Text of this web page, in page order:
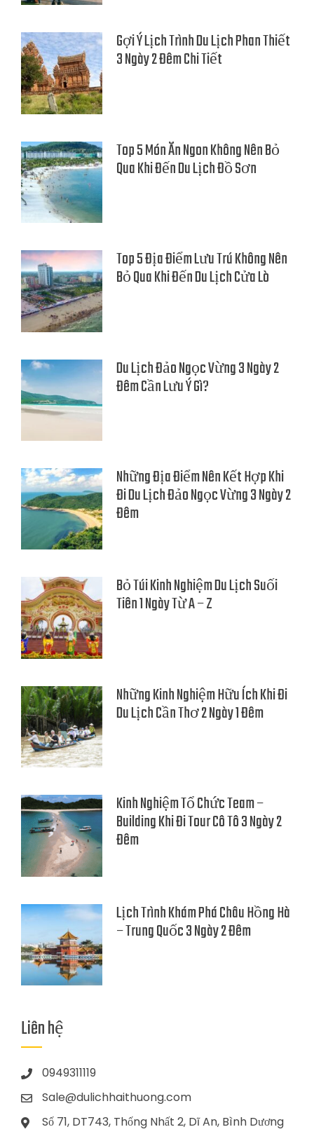
Gợi Ý Lịch Trình Du Lịch Phan Thiết
3 Ngày 2 Đêm Chi Tiết
Top 5 Món Ăn Ngon Không Nên Bỏ
Qua Khi Đến Du Lịch Đồ Sơn
Top 5 Địa Điểm Lưu Trú Không Nên
Bỏ Qua Khi Đến Du Lịch Cửa Lò
Du Lịch Đảo Ngọc Vừng 3 Ngày 2
Đêm Cần Lưu Ý Gì?
Những Địa Điểm Nên Kết Hợp Khi
Đi Du Lịch Đảo Ngọc Vừng 3 Ngày 2
Đêm
Bỏ Túi Kinh Nghiệm Du Lịch Suối
Tiên 1 Ngày Từ A – Z
Những Kinh Nghiệm Hữu Ích Khi Đi
Du Lịch Cần Thơ 2 Ngày 1 Đêm
Kinh Nghiệm Tổ Chức Team –
Building Khi Đi Tour Cô Tô 3 Ngày 2
Đêm
Lịch Trình Khám Phá Châu Hồng Hà
– Trung Quốc 3 Ngày 2 Đêm
Liên hệ
0949311119
Sale@dulichhaithuong.com
Số 71, DT743, Thống Nhất 2, Dĩ An, Bình Dương